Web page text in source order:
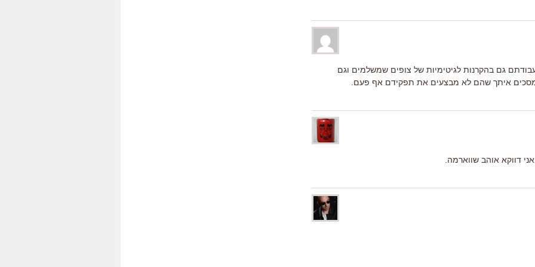
גם בהקרנות לגיטימיות של צופים שמשלמים וגם
מסכים איתך שהם לא מבצעים את תפקידם אף פעם.
דווקא אוהב שווארמה.